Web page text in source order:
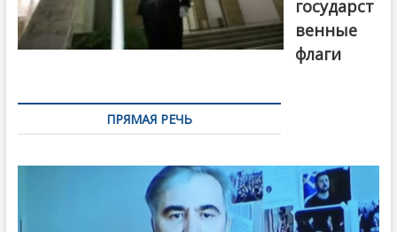
государст
венные
флаги
ПРЯМАЯ РЕЧЬ